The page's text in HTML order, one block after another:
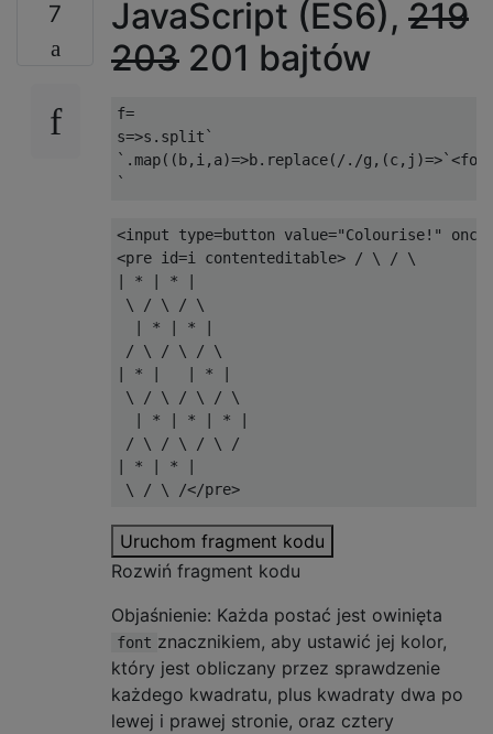
7 JavaScript (ES6), 219
203 201 bajtów
f=
s=>s . split `
`.map(( b, i, a)=>b. replace( /./g ,(c , j )=>`<
`
<input type=button value="Colourise!"
<pre id=i contenteditable> / \ / \
| * | * |
\ / \ / \
  | * | * |
/ \ / \ / \
| * |   | * |
\ / \ / \ / \
  | * | * | * |
/ \ / \ / \ /
| * | * |
\ / \ /</pre>
Uruchom fragment kodu
Rozwiń fragment kodu
Objaśnienie: Każda postać jest owinięta
font znacznikiem, aby ustawić jej kolor,
który jest obliczany przez sprawdzenie
każdego kwadratu, plus kwadraty dwa po
lewej i prawej stronie, oraz cztery